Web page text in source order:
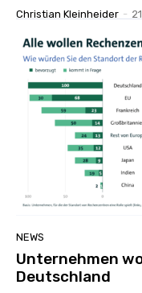
Christian Kleinheider -
NEWS
Unternehmen
Deutschland